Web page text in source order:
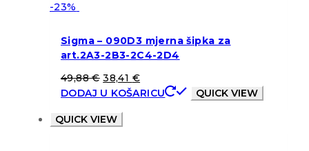
-23%
Sigma – 090D3 mjerna šipka za
art.2A3-2B3-2C4-2D4
49,88€ 38,41 €
DODAJ U KOŠARICU
QUICK VIEW
QUICK VIEW